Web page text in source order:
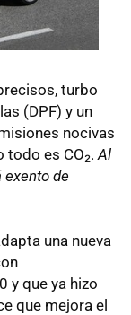
turbo
(DPF) y un
nocivas
todo es CO₂. Al
exento de
una nueva
y que ya hizo
que mejora el